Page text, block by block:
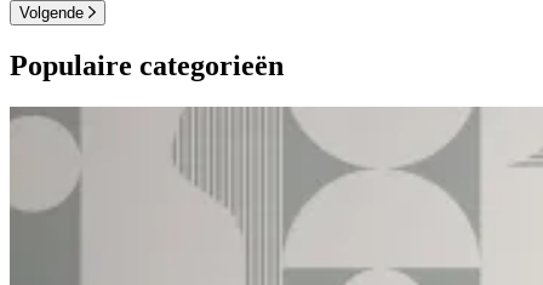
Volgende
Populaire categorieën